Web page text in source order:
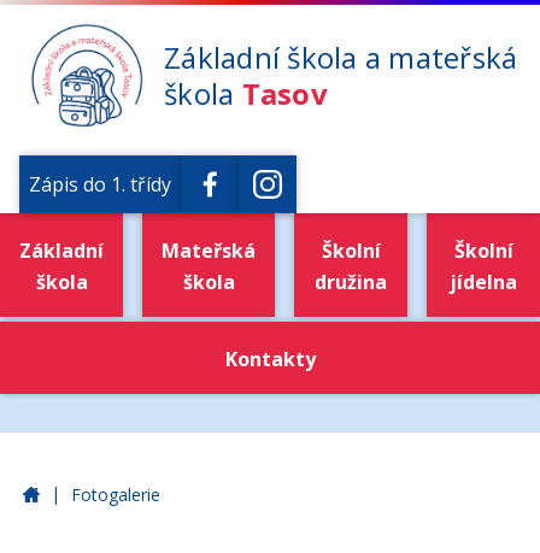
Základní škola a mateřská
škola Tasov
Zápis do 1. třídy
Základní
škola
Mateřská
škola
Školní
družina
Školní
jídelna
Kontakty
Základní škola a mateřská škola Tasov
| Fotogalerie